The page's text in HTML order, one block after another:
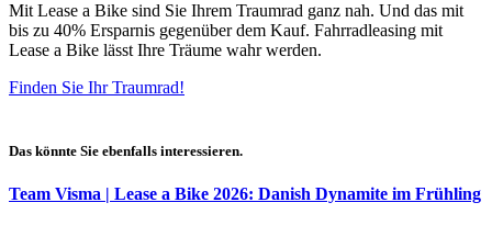
Mit Lease a Bike sind Sie Ihrem Traumrad ganz nah. Und das mit
bis zu 40% Ersparnis gegenüber dem Kauf. Fahrradleasing mit
Lease a Bike lässt Ihre Träume wahr werden.
Finden Sie Ihr Traumrad!
Das könnte Sie ebenfalls interessieren.
Team Visma | Lease a Bike 2026: Danish Dynamite im Frühling